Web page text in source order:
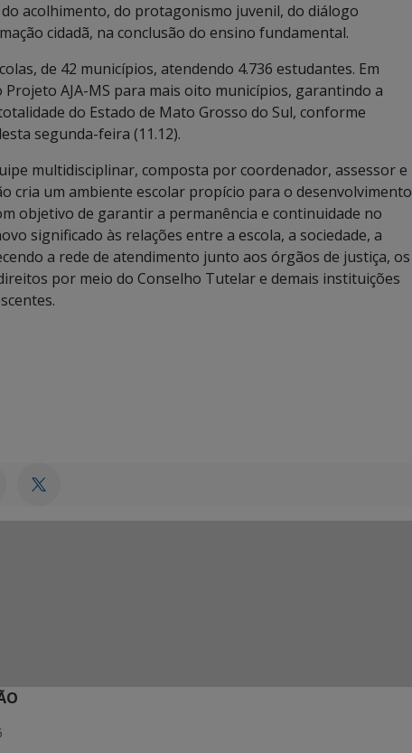
acolhimento, do protagonismo juvenil, do diálogo
cidadã, na conclusão do ensino fundamental.
de 42 municípios, atendendo 4.736 estudantes. Em
AJA-MS para mais oito municípios, garantindo a
do Estado de Mato Grosso do Sul, conforme
segunda-feira (11.12).
multidisciplinar, composta por coordenador, assessor e
cria um ambiente escolar propício para o desenvolvimento
objetivo de garantir a permanência e continuidade no
significado às relações entre a escola, a sociedade, a
a rede de atendimento junto aos órgãos de justiça, os
por meio do Conselho Tutelar e demais instituições